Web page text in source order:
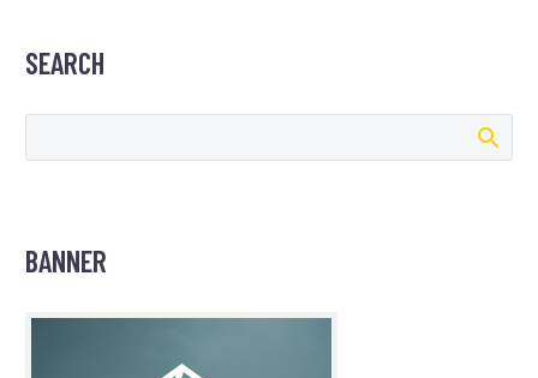
SEARCH
BANNER